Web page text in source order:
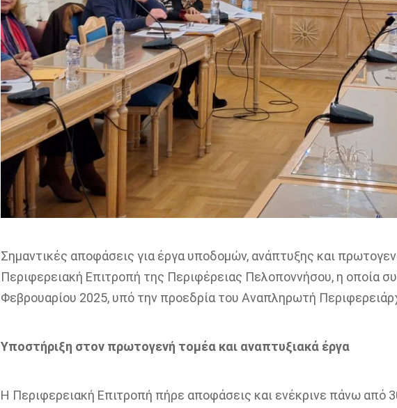
Σημαντικές αποφάσεις για έργα υποδομών, ανάπτυξης και
Περιφερειακή Επιτροπή της Περιφέρειας Πελοποννήσου, η οποία
Φεβρουαρίου 2025, υπό την προεδρία του Αναπληρωτή
Υποστήριξη στον πρωτογενή τομέα και αναπτυξιακά έργα
Η Περιφερειακή Επιτροπή πήρε αποφάσεις και ενέκρινε πάνω από